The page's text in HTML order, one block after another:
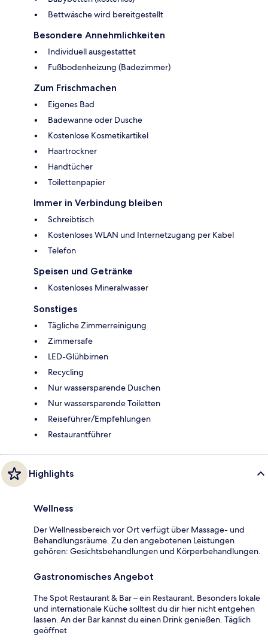
Bettwäsche wird bereitgestellt
Besondere Annehmlichkeiten
Individuell ausgestattet
Fußbodenheizung (Badezimmer)
Zum Frischmachen
Eigenes Bad
Badewanne oder Dusche
Kostenlose Kosmetikartikel
Haartrockner
Handtücher
Toilettenpapier
Immer in Verbindung bleiben
Schreibtisch
Kostenloses WLAN und Internetzugang per Kabel
Telefon
Speisen und Getränke
Kostenloses Mineralwasser
Sonstiges
Tägliche Zimmerreinigung
Zimmersafe
LED-Glühbirnen
Recycling
Nur wassersparende Duschen
Nur wassersparende Toiletten
Reiseführer/Empfehlungen
Restaurantführer
Highlights
Wellness
Der Wellnessbereich vor Ort verfügt über Massage- und
Behandlungsräume. Zu den angebotenen Leistungen
gehören: Gesichtsbehandlungen und Körperbehandlungen.
Gastronomisches Angebot
The Spot Restaurant & Bar – ein Restaurant. Besonders lokale
und internationale Küche solltest du dir hier nicht entgehen
lassen. An der Bar kannst du einen Drink genießen. Täglich
geöffnet